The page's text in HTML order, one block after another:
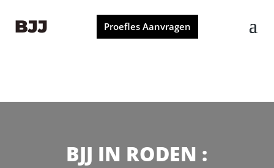
Proefles Aanvragen
BJJ IN RODEN :